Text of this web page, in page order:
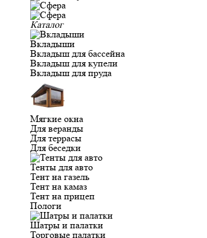
Каталог
Вкладыши
Вкладыш для бассейна
Вкладыш для купели
Вкладыш для пруда
Мягкие окна
Для веранды
Для террасы
Для беседки
Тенты для авто
Тент на газель
Тент на камаз
Тент на прицеп
Пологи
Шатры и палатки
Торговые палатки